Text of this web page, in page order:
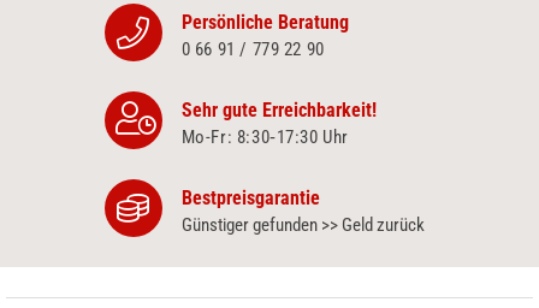
Persönliche Beratung
0 66 91 / 779 22 90
Sehr gute Erreichbarkeit!
Mo-Fr: 8:30‑17:30 Uhr
Bestpreisgarantie
Günstiger gefunden >> Geld zurück